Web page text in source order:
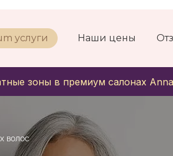
услуги Наши цены
волос
зоны в премиум салонах